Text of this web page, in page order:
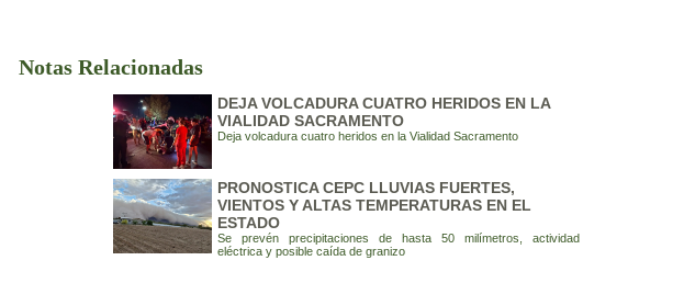
Notas Relacionadas
DEJA VOLCADURA CUATRO HERIDOS EN LA
VIALIDAD SACRAMENTO
Deja volcadura cuatro heridos en la Vialidad Sacramento
PRONOSTICA CEPC LLUVIAS FUERTES,
VIENTOS Y ALTAS TEMPERATURAS EN EL
ESTADO
Se prevén precipitaciones de hasta 50 milímetros, actividad
eléctrica y posible caída de granizo